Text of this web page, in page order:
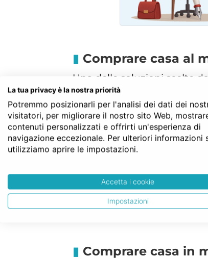
Comprare casa al
Una delle soluzioni scelte
ricercano un posto fisso in
certi di trovare un posto
di avere una casa al mare
mettere la casa a reddito.
della casa nei primi mesi
compatibilmente con le
Questo potrebbe rivelarsi
bisogna affrontare nel
manutenzione ordinaria e
Comprare casa in
La tua privacy è la nostra priorità
Potremmo posizionarli per l'analisi dei dati dei
visitatori, per migliorare il nostro sito Web,
contenuti personalizzati e offrirti un'esperienza di
navigazione eccezionale. Per ulteriori informazioni
utilizziamo aprire le impostazioni.
Accetta i cookie
Impostazioni